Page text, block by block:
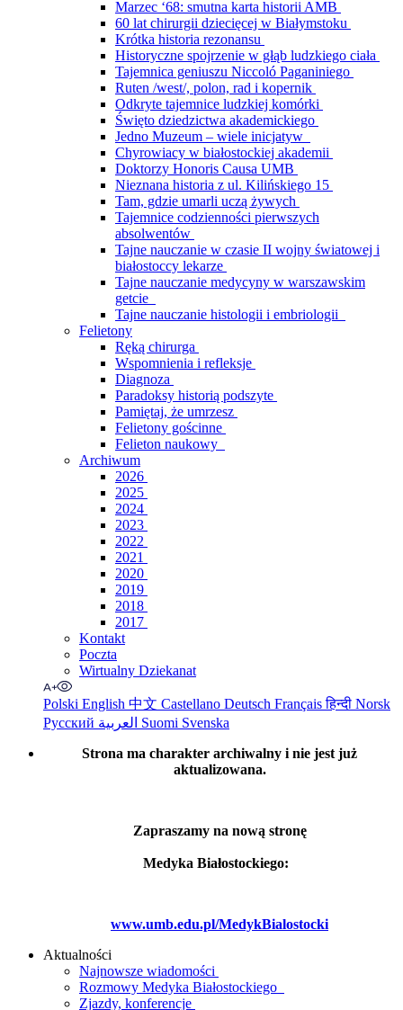
Marzec ‘68: smutna karta historii AMB
60 lat chirurgii dziecięcej w Białymstoku
Krótka historia rezonansu
Historyczne spojrzenie w głąb ludzkiego ciała
Tajemnica geniuszu Niccoló Paganiniego
Ruten /west/, polon, rad i kopernik
Odkryte tajemnice ludzkiej komórki
Święto dziedzictwa akademickiego
Jedno Muzeum – wiele inicjatyw
Chyrowiacy w białostockiej akademii
Doktorzy Honoris Causa UMB
Nieznana historia z ul. Kilińskiego 15
Tam, gdzie umarli uczą żywych
Tajemnice codzienności pierwszych
absolwentów
Tajne nauczanie w czasie II wojny światowej i
białostoccy lekarze
Tajne nauczanie medycyny w warszawskim
getcie
Tajne nauczanie histologii i embriologii
Felietony
Ręką chirurga
Wspomnienia i refleksje
Diagnoza
Paradoksy historią podszyte
Pamiętaj, że umrzesz
Felietony gościnne
Felieton naukowy
Archiwum
2026
2025
2024
2023
2022
2021
2020
2019
2018
2017
Kontakt
Poczta
Wirtualny Dziekanat
Polski English 中文 Castellano Deutsch Françaisहिन्दी Norsk
Русский
Suomi Svenska
Strona ma charakter archiwalny i nie jest już
aktualizowana.
Zapraszamy na nową stronę
Medyka Białostockiego:
www.umb.edu.pl/MedykBialostocki
Aktualności
Najnowsze wiadomości
Rozmowy Medyka Białostockiego
Zjazdy, konferencje